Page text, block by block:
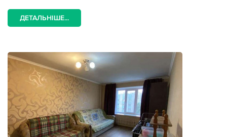
ДЕТАЛЬНІШЕ...